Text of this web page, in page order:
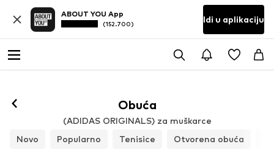
ABOUT YOU App
(152.700) Idi u aplikaciju
Obuća
(ADIDAS ORIGINALS) za muškarce
Novo
Popularno Tenisice Otvorena obuća